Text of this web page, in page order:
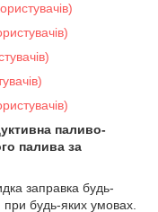
паливо-
палива за
заправка будь-
при будь-яких умовах.